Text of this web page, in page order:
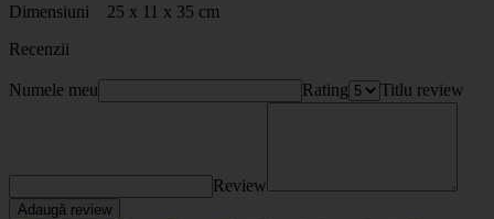
Dimensiuni 25 x 11 x 35 cm
Recenzii
Numele meu Rating Titlu review
Review
Adaugă review